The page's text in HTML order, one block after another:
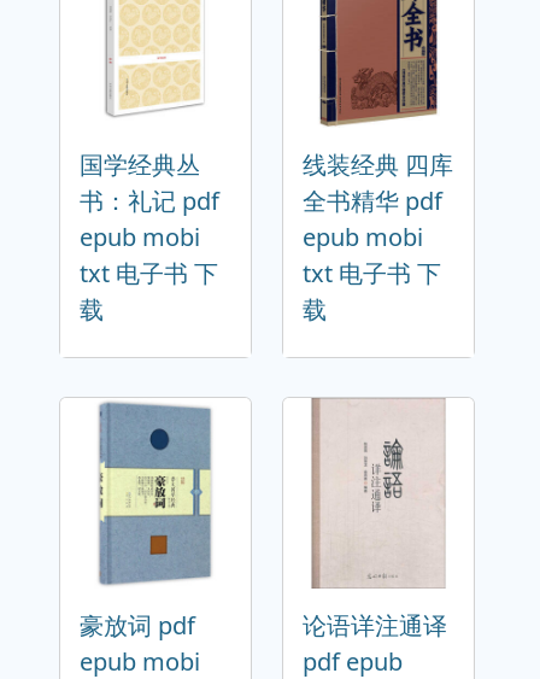
国学经典丛
书：礼记 pdf
epub mobi
txt 电子书 下
载
线装经典 四库
全书精华 pdf
epub mobi
txt 电子书 下
载
豪放词 pdf
epub mobi
论语详注通译
pdf epub